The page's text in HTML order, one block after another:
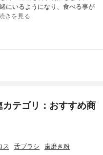
にいるようになり、食べる事が
きを見る
テゴリ：おすすめ商
ス 舌ブラシ 歯磨き粉